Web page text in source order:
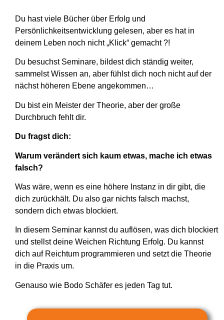
Du hast viele Bücher über Erfolg und
Persönlichkeitsentwicklung gelesen, aber es hat in
deinem Leben noch nicht „Klick“ gemacht ?!
Du besuchst Seminare, bildest dich ständig weiter,
sammelst Wissen an, aber fühlst dich noch nicht auf der
nächst höheren Ebene angekommen…
Du bist ein Meister der Theorie, aber der große
Durchbruch fehlt dir.
Du fragst dich:
Warum verändert sich kaum etwas, mache ich etwas
falsch?
Was wäre, wenn es eine höhere Instanz in dir gibt, die
dich zurückhält. Du also gar nichts falsch machst,
sondern dich etwas blockiert.
In diesem Seminar kannst du auflösen, was dich blockiert
und stellst deine Weichen Richtung Erfolg. Du kannst
dich auf Reichtum programmieren und setzt die Theorie
in die Praxis um.
Genauso wie Bodo Schäfer es jeden Tag tut.